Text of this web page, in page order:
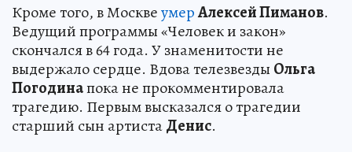
Кроме того, в МосквеумерАлексей Пиманов.
Ведущий программы «Человек и закон»
скончался в 64 года. У знаменитости не
выдержало сердце. Вдова телезвезды Ольга
Погодинапока не прокомментировала
трагедию. Первым высказался о трагедии
старший сын артистаДенис.